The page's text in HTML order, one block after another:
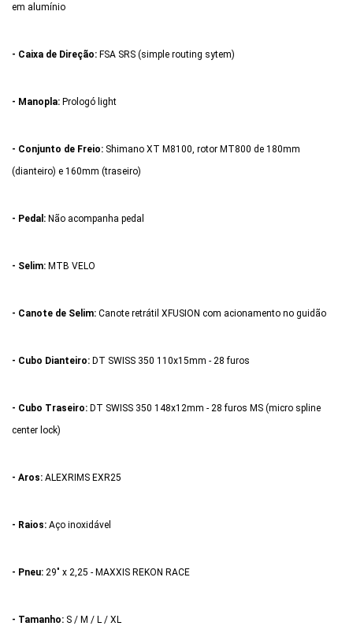
em alumínio
- Caixa de Direção: FSA SRS (simple routing sytem)
- Manopla: Prologó light
- Conjunto de Freio: Shimano XT M8100, rotor MT800 de 180mm
(dianteiro) e 160mm (traseiro)
- Pedal: Não acompanha pedal
- Selim: MTB VELO
- Canote de Selim: Canote retrátil XFUSION com acionamento no guidão
- Cubo Dianteiro: DT SWISS 350 110x15mm - 28 furos
- Cubo Traseiro: DT SWISS 350 148x12mm - 28 furos MS (micro spline
center lock)
- Aros: ALEXRIMS EXR25
- Raios: Aço inoxidável
- Pneu: 29" x 2,25 - MAXXIS REKON RACE
- Tamanho: S / M / L / XL